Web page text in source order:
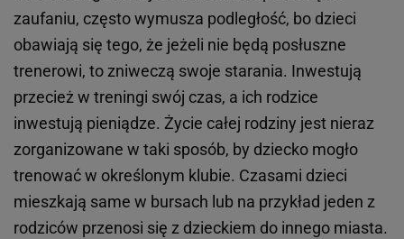
zaufaniu, często wymusza podległość, bo dzieci
obawiają się tego, że jeżeli nie będą posłuszne
trenerowi, to zniweczą swoje starania. Inwestują
przecież w treningi swój czas, a ich rodzice
inwestują pieniądze. Życie całej rodziny jest nieraz
zorganizowane w taki sposób, by dziecko mogło
trenować w określonym klubie. Czasami dzieci
mieszkają same w bursach lub na przykład jeden z
rodziców przenosi się z dzieckiem do innego miasta.